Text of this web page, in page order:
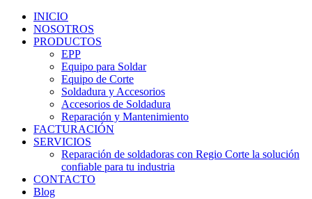
INICIO
NOSOTROS
PRODUCTOS
EPP
Equipo para Soldar
Equipo de Corte
Soldadura y Accesorios
Accesorios de Soldadura
Reparación y Mantenimiento
FACTURACIÓN
SERVICIOS
Reparación de soldadoras con Regio Corte la solución
confiable para tu industria
CONTACTO
Blog